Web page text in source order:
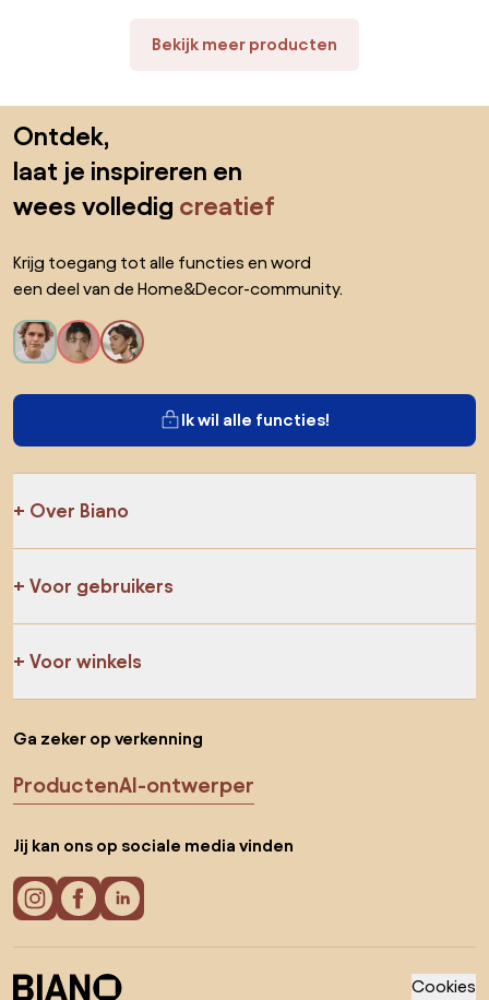
Zonnescherm Balkon
Rookgrijs
Bekijk meer producten
Ontdek,
laat je inspireren en
wees volledig creatief
Krijg toegang tot alle functies en word
een deel van de Home&Decor-community.
Ik wil alle functies!
Over Biano
Voor gebruikers
Voor winkels
Ga zeker op verkenning
ProductenAI-ontwerper
Jij kan ons op sociale media vinden
Cookies